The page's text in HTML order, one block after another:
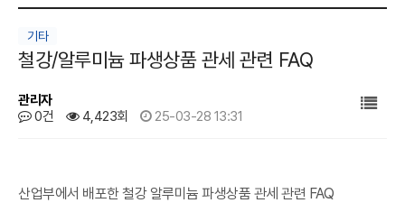
기타
철강/알루미늄 파생상품 관세 관련 FAQ
관리자
0건
4,423회 25-03-28 13:31
산업부에서 배포한 철강 알루미늄 파생상품 관세 관련 FAQ